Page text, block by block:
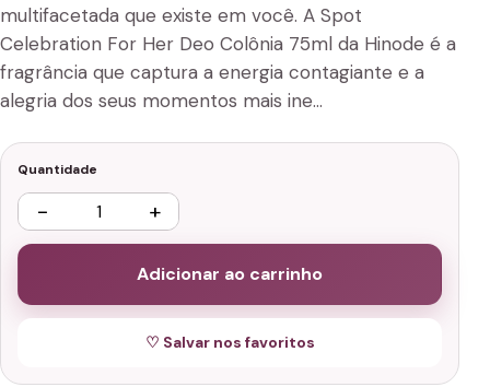
multifacetada que existe em você. A Spot
Celebration For Her Deo Colônia 75ml da Hinode é a
fragrância que captura a energia contagiante e a
alegria dos seus momentos mais ine…
Quantidade
− +
Adicionar ao carrinho
♡ Salvar nos favoritos